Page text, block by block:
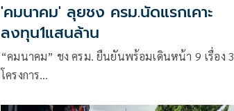
'คมนาคม' ลุยชง ครม.นัดแรกเคาะ
ลงทุน1แสนล้าน
“คมนาคม” ชง ครม. ยืนยันพร้อมเดินหน้า 9 เรื่อง 3
โครงการ…